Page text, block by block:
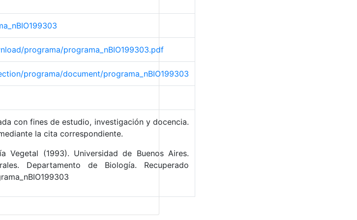
programa/programa_nBIO199303.pdf
programa/document/programa_nBIO199303
con fines de estudio, investigación y docencia.
la cita correspondiente.
Vegetal (1993). Universidad de Buenos Aires.
Departamento de Biología. Recuperado